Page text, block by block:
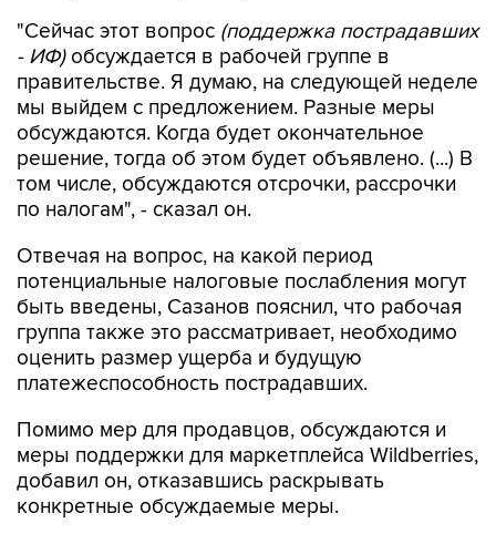
"Сейчас этот вопрос (поддержка пострадавших
- ИФ)обсуждается в рабочей группе в
правительстве. Я думаю, на следующей неделе
мы выйдем с предложением. Разные меры
обсуждаются. Когда будет окончательное
решение, тогда об этом будет объявлено. (...) В
том числе, обсуждаются отсрочки, рассрочки
по налогам", - сказал он.
Отвечая на вопрос, на какой период
потенциальные налоговые послабления могут
быть введены, Сазанов пояснил, что рабочая
группа также это рассматривает, необходимо
оценить размер ущерба и будущую
платежеспособность пострадавших.
Помимо мер для продавцов, обсуждаются и
меры поддержки для маркетплейса Wildberries,
добавил он, отказавшись раскрывать
конкретные обсуждаемые меры.